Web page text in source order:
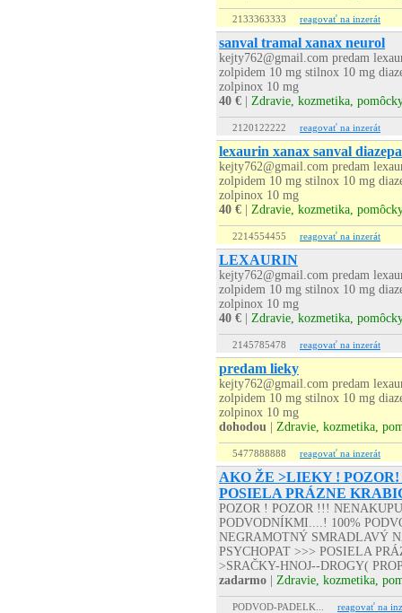
2133363333 reagovať na inzerát
sanval tramal xanax neurol
kejty762@gmail.com predam
zolpidem 10 mg stilnox 10 mg
zolpinox 10 mg
40 €
Zdravie, kozmetika,
2120122222 reagovať na inzerát
lexaurin xanax sanval
kejty762@gmail.com predam
zolpidem 10 mg stilnox 10 mg
zolpinox 10 mg
40 €
Zdravie, kozmetika,
2214554455 reagovať na inzerát
LEXAURIN
kejty762@gmail.com predam
zolpidem 10 mg stilnox 10 mg
zolpinox 10 mg
40 €
Zdravie, kozmetika,
2145785478 reagovať na inzerát
predam lieky
kejty762@gmail.com predam
zolpidem 10 mg stilnox 10 mg
zolpinox 10 mg
dohodou
Zdravie, kozmetika,
5477888888 reagovať na inzerát
AKO ŽE >LIEKY !
POSIELA PRÁZNE
POZOR ! POZOR !!!
PODVODNÍKMI....! 100%
NEGRAMOTNÝ SMRADLAVÝ
PSYCHOPAT >>> POSIELA
>SRAČKY-HNOJ--DROGY(
zadarmo
Zdravie, kozmetika,
PODVOD-PADELK... reagovať na